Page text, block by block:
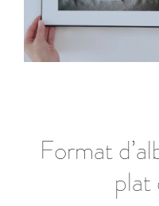
Format